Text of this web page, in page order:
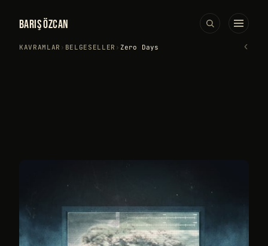
BARIŞ ÖZCAN
KAVRAMLAR › BELGESELLER › Zero Days ‹